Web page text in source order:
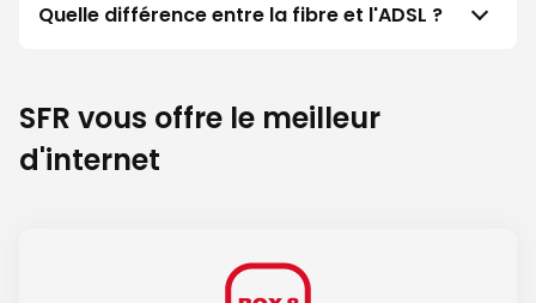
Quelle différence entre la fibre et l'ADSL ?
SFR vous offre le meilleur
d'internet